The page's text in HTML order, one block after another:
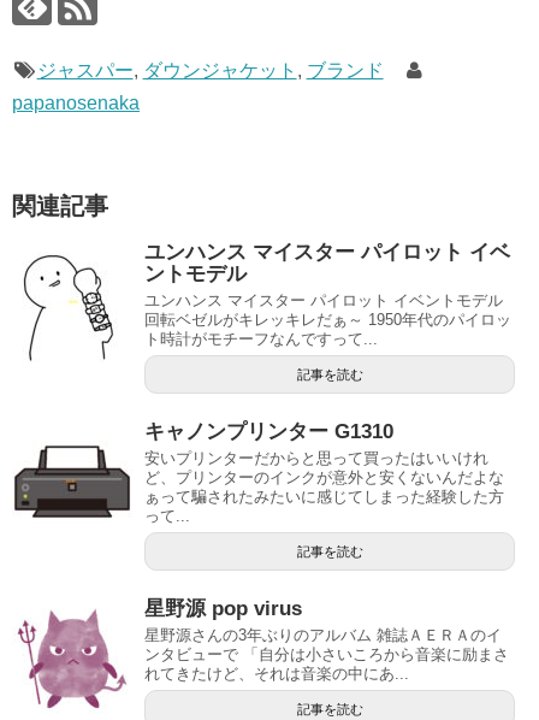
ジャスパー, ダウンジャケット , ブランド
papanosenaka
関連記事
ユンハンス マイスター パイロット イベ
ントモデル
ユンハンス マイスター パイロット イベントモデル
回転ベゼルがキレッキレだぁ～ 1950年代のパイロッ
ト時計がモチーフなんですって...
記事を読む
キャノンプリンター G1310
安いプリンターだからと思って買ったはいいけれ
ど、プリンターのインクが意外と安くないんだよな
ぁって騙されたみたいに感じてしまった経験した方
って...
記事を読む
星野源 pop virus
星野源さんの3年ぶりのアルバム 雑誌ＡＥＲＡのイ
ンタビューで 「自分は小さいころから音楽に励まさ
れてきたけど、それは音楽の中にあ...
記事を読む